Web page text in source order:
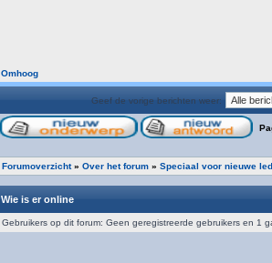
Omhoog
Geef de vorige berichten weer:
Forumoverzicht» Over het forum » Speciaal voor nieuwe
Wie is er online
Gebruikers op dit forum: Geen geregistreerde gebruikers en 1